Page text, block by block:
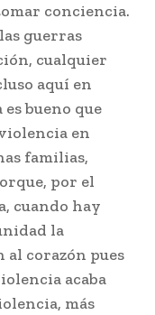
conciencia.
guerras
cualquier
aquí en
bueno que
en
familias,
por el
cuando hay
la
corazón pues
acaba
más